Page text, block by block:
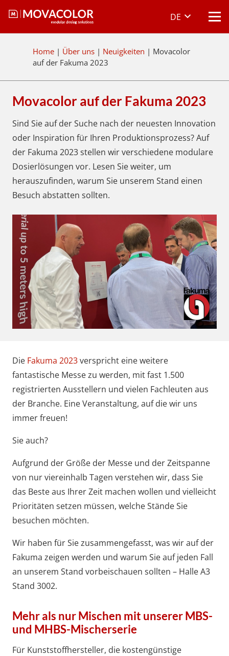
DE
Home | Über uns | Neuigkeiten | Movacolor
auf der Fakuma 2023
Movacolor auf der Fakuma 2023
Sind Sie auf der Suche nach der neuesten Innovation
oder Inspiration für Ihren Produktionsprozess? Auf
der Fakuma 2023 stellen wir verschiedene modulare
Dosierlösungen vor. Lesen Sie weiter, um
herauszufinden, warum Sie unserem Stand einen
Besuch abstatten sollten.
Die Fakuma 2023verspricht eine weitere
fantastische Messe zu werden, mit fast 1.500
registrierten Ausstellern und vielen Fachleuten aus
der Branche. Eine Veranstaltung, auf die wir uns
immer freuen!
Sie auch?
Aufgrund der Größe der Messe und der Zeitspanne
von nur viereinhalb Tagen verstehen wir, dass Sie
das Beste aus Ihrer Zeit machen wollen und vielleicht
Prioritäten setzen müssen, welche Stände Sie
besuchen möchten.
Wir haben für Sie zusammengefasst, was wir auf der
Fakuma zeigen werden und warum Sie auf jeden Fall
an unserem Stand vorbeischauen sollten – Halle A3
Stand 3002.
Mehr als nur Mischen mit unserer MBS-
und MHBS-Mischerserie
Für Kunststoffhersteller, die kostengünstige